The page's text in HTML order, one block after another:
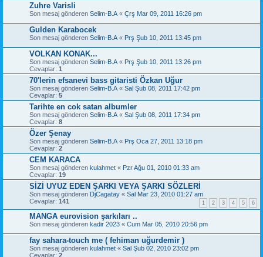
Zuhre Varisli
Son mesaj gönderen Selim-B.A « Çrş Mar 09, 2011 16:26 pm
Gulden Karabocek
Son mesaj gönderen Selim-B.A « Prş Şub 10, 2011 13:45 pm
VOLKAN KONAK...
Son mesaj gönderen Selim-B.A « Prş Şub 10, 2011 13:26 pm
Cevaplar: 1
70'lerin efsanevi bass gitaristi Özkan Uğur
Son mesaj gönderen Selim-B.A « Sal Şub 08, 2011 17:42 pm
Cevaplar: 5
Tarihte en cok satan albumler
Son mesaj gönderen Selim-B.A « Sal Şub 08, 2011 17:34 pm
Cevaplar: 8
Özer Şenay
Son mesaj gönderen Selim-B.A « Prş Oca 27, 2011 13:18 pm
Cevaplar: 2
CEM KARACA
Son mesaj gönderen kulahmet « Pzr Ağu 01, 2010 01:33 am
Cevaplar: 19
SİZİ UYUZ EDEN ŞARKI VEYA ŞARKI SÖZLERİ
Son mesaj gönderen DjCagatay « Sal Mar 23, 2010 01:27 am
Cevaplar: 141 1 2 3 4 5 6
MANGA eurovision şarkıları ..
Son mesaj gönderen kadir 2023 « Cum Mar 05, 2010 20:56 pm
fay sahara-touch me ( fehiman uğurdemir )
Son mesaj gönderen kulahmet « Sal Şub 02, 2010 23:02 pm
Cevaplar: 2